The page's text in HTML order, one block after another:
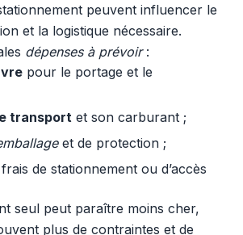
peuvent influencer le
et la logistique nécessaire.
dépenses à prévoir:
pour le portage et le
transport et son carburant ;
et de protection ;
de stationnement ou d’accès
seul peut paraître moins cher,
plus de contraintes et de